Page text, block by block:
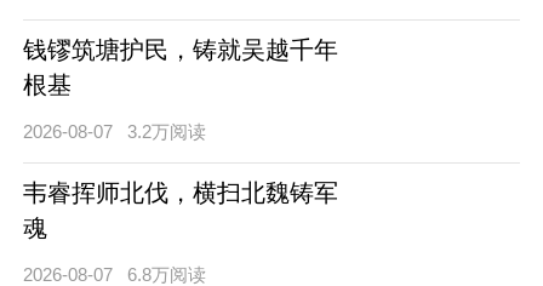
钱镠筑塘护民，铸就吴越千年
根基
2026-08-07 3.2万阅读
韦睿挥师北伐，横扫北魏铸军
魂
2026-08-07 6.8万阅读